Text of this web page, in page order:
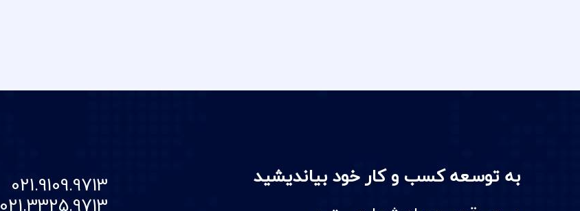
به توسعه کسب و کار خود بیاندیشید
021.9109.9713